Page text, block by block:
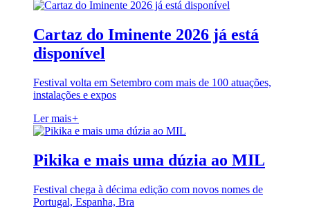
Cartaz do Iminente 2026 já está
disponível
Festival volta em Setembro com mais de 100 atuações,
instalações e expos
Ler mais+
Pikika e mais uma dúzia ao MIL
Festival chega à décima edição com novos nomes de
Portugal, Espanha, Bra